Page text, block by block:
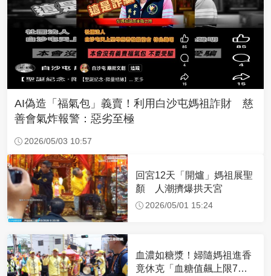
AI偽造「福氣包」義賣！利用白沙屯媽祖詐財 慈
善會氣炸報警：惡劣至極
2026/05/03 10:57
回宮12天「開爐」媽祖展聖
顏 人潮擠爆拱天宮
2026/05/01 15:24
血濃如糖漿！婦隨媽祖進香
竟休克「血糖值飆上限7